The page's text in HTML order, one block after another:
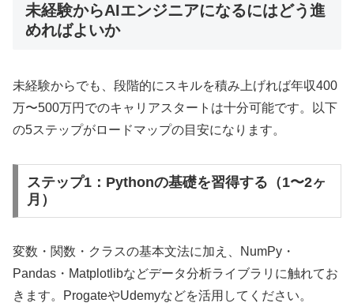
未経験からAIエンジニアになるにはどう進
めればよいか
未経験からでも、段階的にスキルを積み上げれば年収400
万〜500万円でのキャリアスタートは十分可能です。以下
の5ステップがロードマップの目安になります。
ステップ1：Pythonの基礎を習得する（1〜2ヶ
月）
変数・関数・クラスの基本文法に加え、NumPy・
Pandas・Matplotlibなどデータ分析ライブラリに触れてお
きます。ProgateやUdemyなどを活用してください。